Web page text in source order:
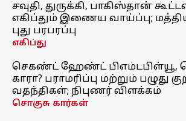
சவுதி, துருக்கி, பாகிஸ்தான்
எகிப்தும் இணைய வாய்ப்பு;
புது பரபரப்பு
எகிப்து
செகண்ட் ஹேண்ட் பிஎம்டபிள்யூ,
காரா? பராமரிப்பு மற்றும் பழுது
வதந்திகள்; நிபுணர் விளக்கம்
சொகுசு கார்கள்